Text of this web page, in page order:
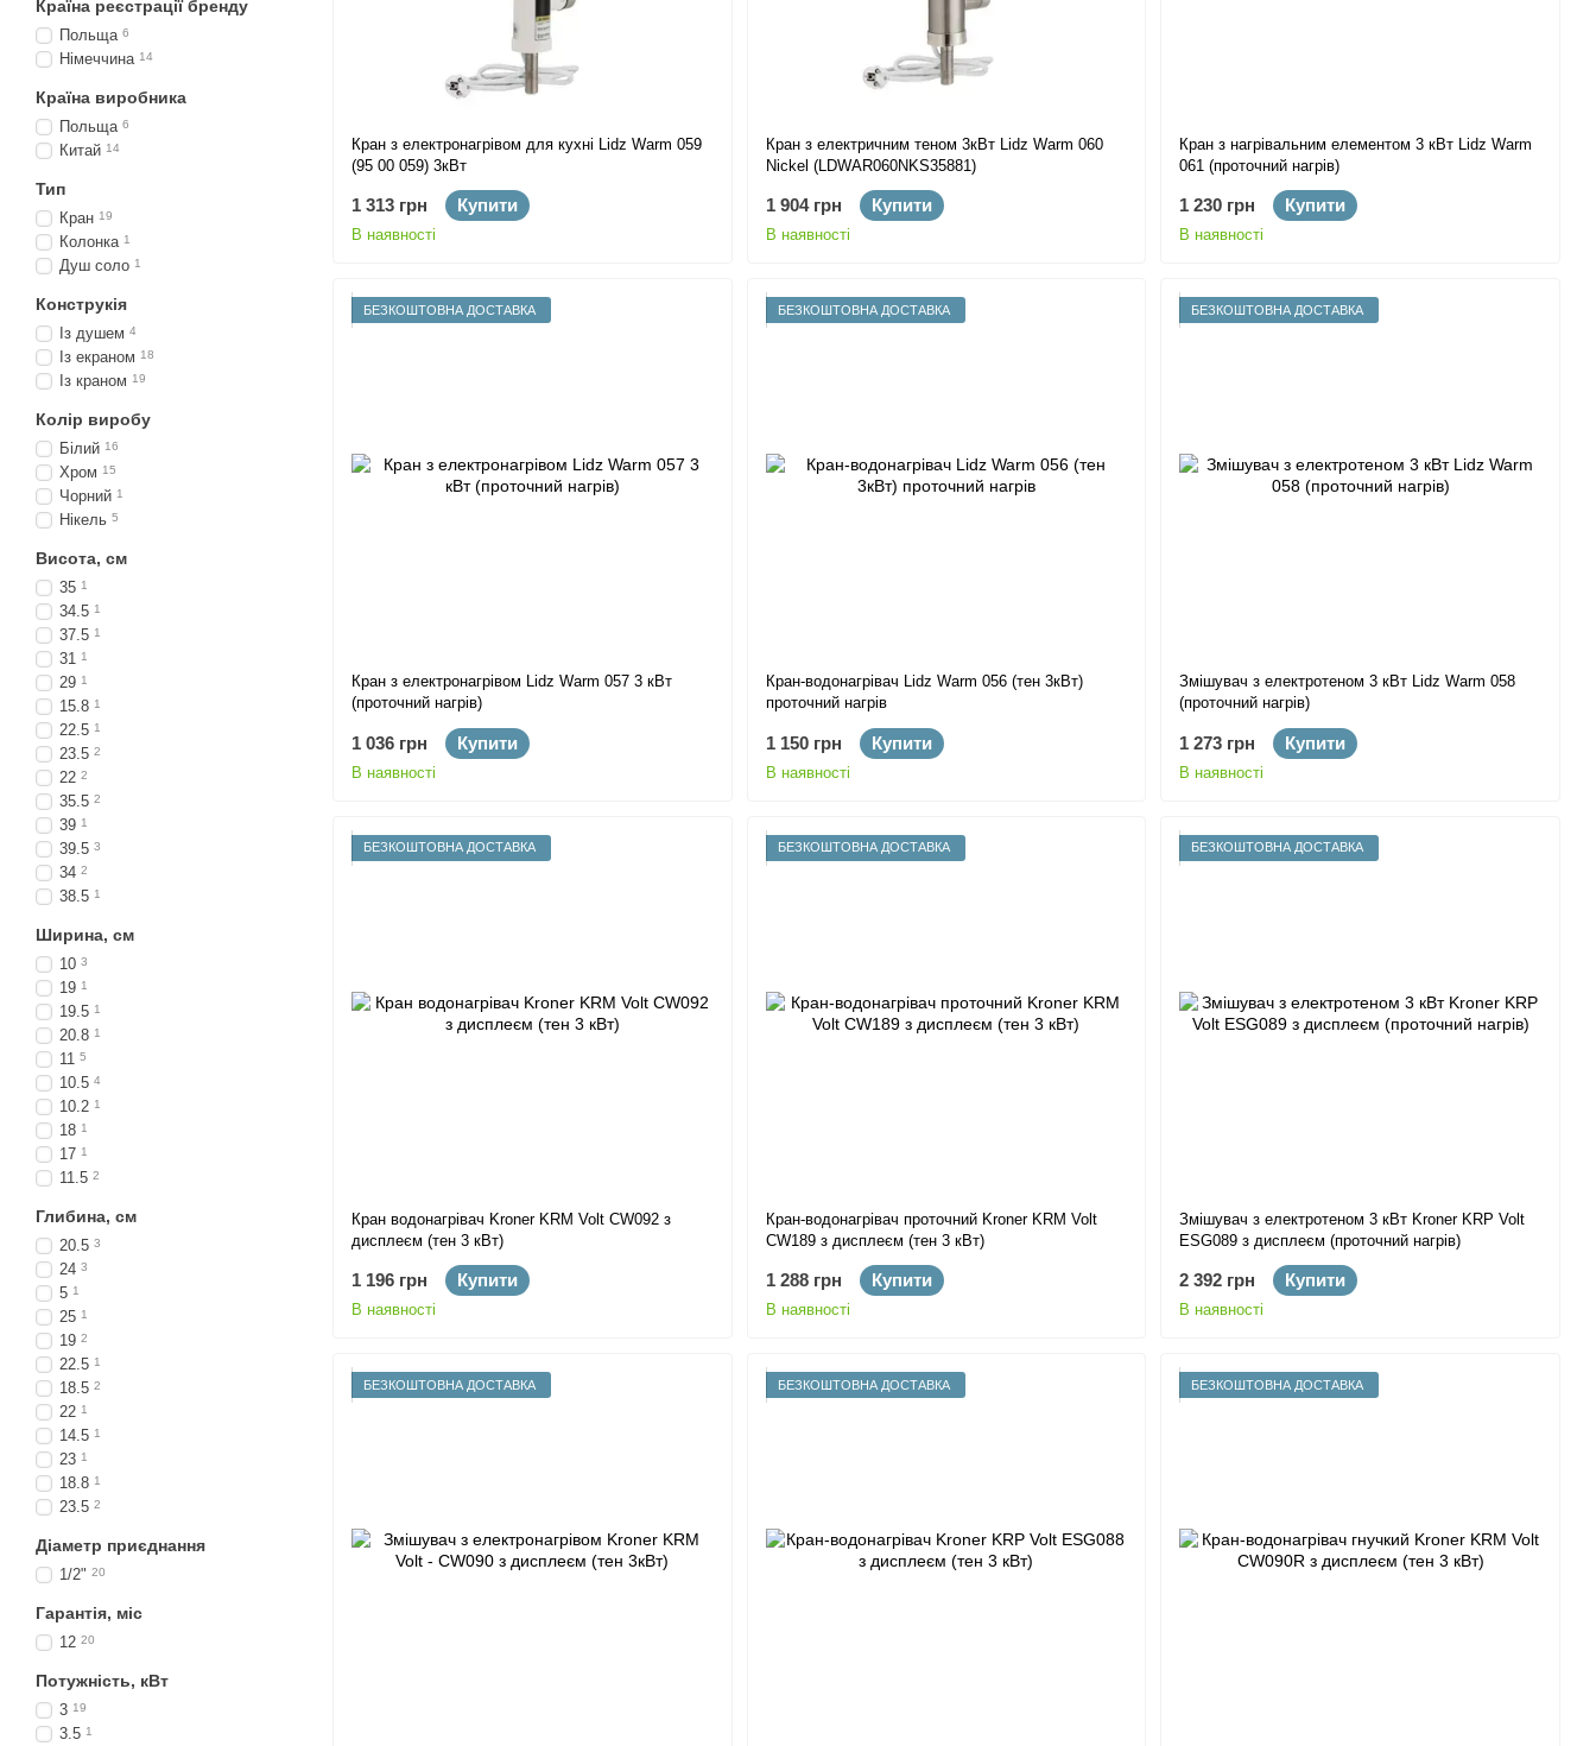
Кран з електронагрівом для кухні Lidz Warm 059
(95 00 059) 3кВт
1 313 грн Купити
В наявності
Кран з електричним теном 3кВт Lidz Warm 060
Nickel (LDWAR060NKS35881)
1 904 грн Купити
В наявності
Кран з нагрівальним елементом 3 кВт Lidz Warm
061 (проточний нагрів)
1 230 грн Купити
В наявності
БЕЗКОШТОВНА ДОСТАВКА
Кран з електронагрівом Lidz Warm 057 3 кВт
(проточний нагрів)
1 036 грн Купити
В наявності
БЕЗКОШТОВНА ДОСТАВКА
Кран-водонагрівач Lidz Warm 056 (тен 3кВт)
проточний нагрів
1 150 грн Купити
В наявності
БЕЗКОШТОВНА ДОСТАВКА
Змішувач з електротеном 3 кВт Lidz Warm 058
(проточний нагрів)
1 273 грн Купити
В наявності
БЕЗКОШТОВНА ДОСТАВКА
Кран водонагрівач Kroner KRM Volt CW092 з
дисплеєм (тен 3 кВт)
1 196 грн Купити
В наявності
БЕЗКОШТОВНА ДОСТАВКА
Кран-водонагрівач проточний Kroner KRM Volt
CW189 з дисплеєм (тен 3 кВт)
1 288 грн Купити
В наявності
БЕЗКОШТОВНА ДОСТАВКА
Змішувач з електротеном 3 кВт Kroner KRP Volt
ESG089 з дисплеєм (проточний нагрів)
2 392 грн Купити
В наявності
БЕЗКОШТОВНА ДОСТАВКА БЕЗКОШТОВНА ДОСТАВКА БЕЗКОШТОВНА ДОСТАВКА
Країна реєстрації бренду
Польща 6
Німеччина 14
Країна виробника
Польща 6
Китай 14
Тип
Кран 19
Колонка 1
Душ соло 1
Конструкія
Із душем 4
Із екраном 18
Із краном 19
Колір виробу
Білий 16
Хром 15
Чорний 1
Нікель 5
Висота, см
35 1
34.5 1
37.5 1
31 1
29 1
15.8 1
22.5 1
23.5 2
22 2
35.5 2
39 1
39.5 3
34 2
38.5 1
Ширина, см
10 3
19 1
19.5 1
20.8 1
11 5
10.5 4
10.2 1
18 1
17 1
11.5 2
Глибина, см
20.5 3
24 3
5 1
25 1
19 2
22.5 1
18.5 2
22 1
14.5 1
23 1
18.8 1
23.5 2
Діаметр приєднання
1/2" 20
Гарантія, міс
12 20
Потужність, кВт
3 19
3.5 1